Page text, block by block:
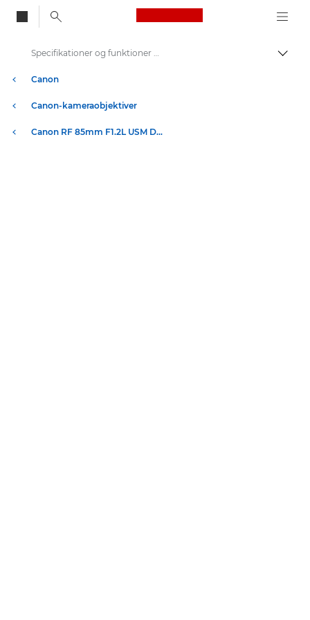
Canon Logo, back
Skift
Canon
Canon-kameraobjektiver
Canon RF 85mm F1.2L USM DS – RF-objektiver
Specifikationer og funktioner – RF 85mm F1.2L USM DS